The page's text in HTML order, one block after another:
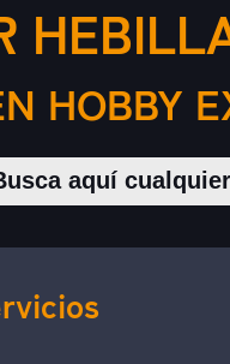
HOBBY
Buscar